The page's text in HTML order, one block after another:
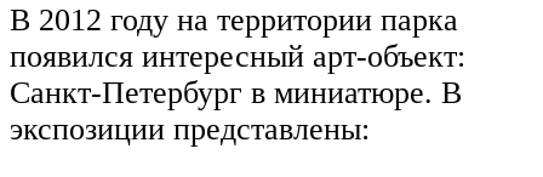
В 2012 году на территории парка
появился интересный арт-объект:
Санкт-Петербург в миниатюре. В
экспозиции представлены: